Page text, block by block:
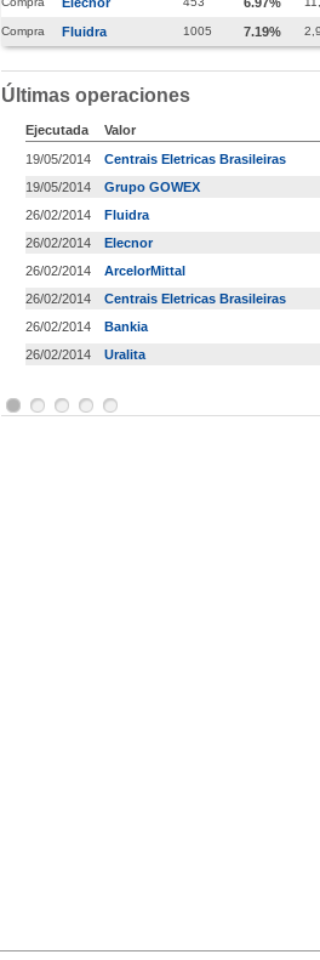
Compra Fluidra 1005 7.19%
Últimas operaciones
Ejecutada
Valor
19/05/2014
Centrais Eletricas Brasileiras
19/05/2014
Grupo GOWEX
26/02/2014
Fluidra
26/02/2014
Elecnor
26/02/2014
ArcelorMittal
26/02/2014
Centrais Eletricas Brasileiras
26/02/2014
Bankia
26/02/2014
Uralita